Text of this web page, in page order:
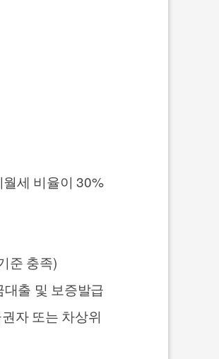
세 비율이 30%
준 충족)
출 및 보증발급
자 또는 차상위